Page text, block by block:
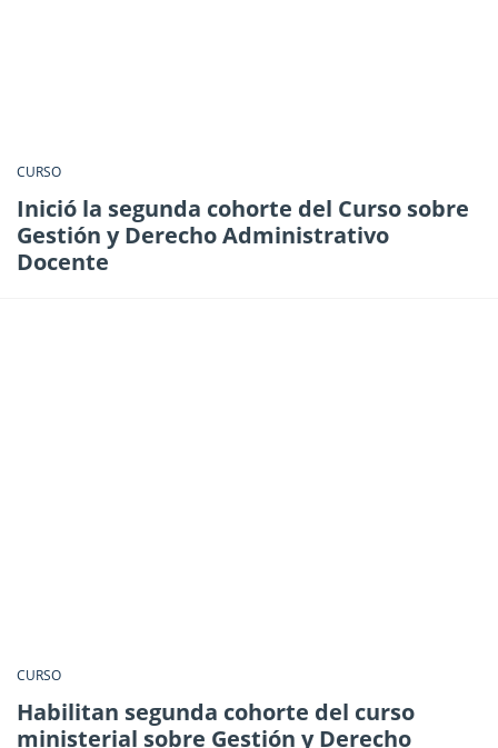
CURSO
Inició la segunda cohorte del Curso sobre
Gestión y Derecho Administrativo
Docente
CURSO
Habilitan segunda cohorte del curso
ministerial sobre Gestión y Derecho